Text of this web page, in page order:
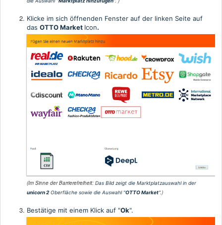
Klicke im sich öffnenden Fenster auf der linken Seite auf
das OTTO Market Icon.
(Im Sinne der Barrierefreiheit: Das Bild zeigt die Marktplatzauswahl in der
unicorn 2 Oberfläche sowie die Auswahl "OTTO Market". )
Bestätige mit einem Klick auf "Ok".